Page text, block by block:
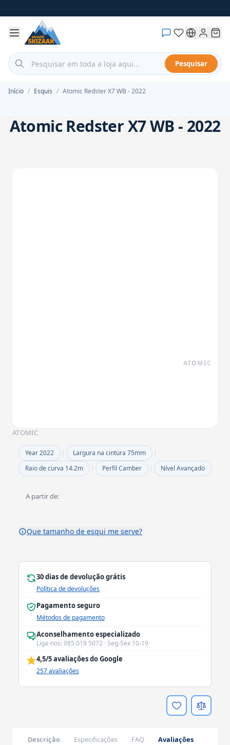
Pesquisar em toda a loja aqui... Pesquisar
Início / Esquis / Atomic Redster X7 WB - 2022
Atomic Redster X7 WB - 2022
ATOMIC
ATOMIC
Year 2022 | Largura na cintura 75mm
|
Raio de curva 14.2m
| Perfil Camber | Nível Avançado
A partir de:
Que tamanho de esqui me serve?
30 dias de devolução grátis
Política de devoluções
Pagamento seguro
Métodos de pagamento
Aconselhamento especializado
Liga-nos: 085 018 5072 · Seg-Sex 10-19
4,5/5 avaliações do Google
257 avaliações
Descrição Especificações FAQ Avaliações